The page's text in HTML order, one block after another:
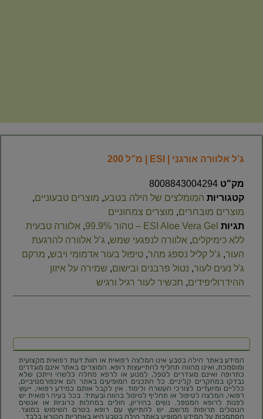
ג’ל אלוורה אורגני | ESI | מ”ל 200
מק"ט 8008843004294
קטגוריות המומלצים של הילה בטבע, מוצרים טבעוניים,
מוצרים מובחרים, מוצרים צמחוניים
תגיות ESI Aloe Vera Gel – טהור 99.9% , אלוורה טבעית
ללא כימיקלים, אלוורה לנפגעי שמש, ג’ל אלוורה להרגעת
העור, ג’ל קליל נספג מהר, טיפול בעור אדמומי ויבש, מרקם
ג'ל נעים לעור, נטול פרבנים ובישום, שמירה על איזון
ההידרוליפידים, תכשיר לעור רגיל ורגיש
המידע באתר הילה בטבע אינו המלצה רפואית או חוות דעת רפואית מקצועית
ומוסמכת, ואינו מהווה תחליף להתייעצות רופא. המוצרים באתר אינם מוגדרים
כתרופה ואינם מוגדרים לטפל, למנוע או לרפא מחלה כלשהי וייתכן שלא
נבדקו במחקרים קליניים. כל התכנים המופיעים באתר הם אינפורמטיביים,
כלליים ומיועדים לצורכי העשרה ולימוד. אין לקבל אותם כמידע רפואי, ייעוץ
רפואי, המלצה לטיפול או תחליף לטיפול בהווה ובעתיד. בכל בעיה רפואית יש
לפנות לרופא המטפל. נשים בהיריון, חולים במחלות כרוניות או אנשים
הנוטלים תרופות מרשם, יש להתייעץ עם רופא בטרם השימוש במוצר.
הסתמכות על המידע המופיע באתר הילה בטבע היא באחריות הקורא בלבד.